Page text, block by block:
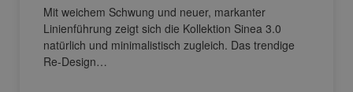
Mit weichem Schwung und neuer, markanter
Linienführung zeigt sich die Kollektion Sinea 3.0
natürlich und minimalistisch zugleich. Das trendige
Re-Design…